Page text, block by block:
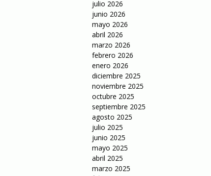
julio 2026
junio 2026
mayo 2026
abril 2026
marzo 2026
febrero 2026
enero 2026
diciembre 2025
noviembre 2025
octubre 2025
septiembre 2025
agosto 2025
julio 2025
junio 2025
mayo 2025
abril 2025
marzo 2025